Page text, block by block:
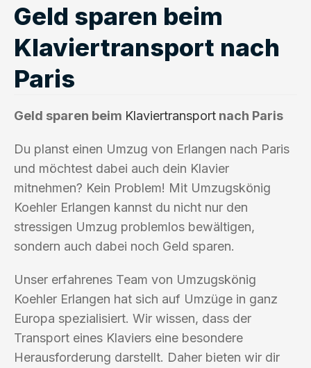
Geld sparen beim
Klaviertransport nach
Paris
Geld sparen beim Klaviertransport nach Paris
Du planst einen Umzug von Erlangen nach Paris
und möchtest dabei auch dein Klavier
mitnehmen? Kein Problem! Mit Umzugskönig
Koehler Erlangen kannst du nicht nur den
stressigen Umzug problemlos bewältigen,
sondern auch dabei noch Geld sparen.
Unser erfahrenes Team von Umzugskönig
Koehler Erlangen hat sich auf Umzüge in ganz
Europa spezialisiert. Wir wissen, dass der
Transport eines Klaviers eine besondere
Herausforderung darstellt. Daher bieten wir dir